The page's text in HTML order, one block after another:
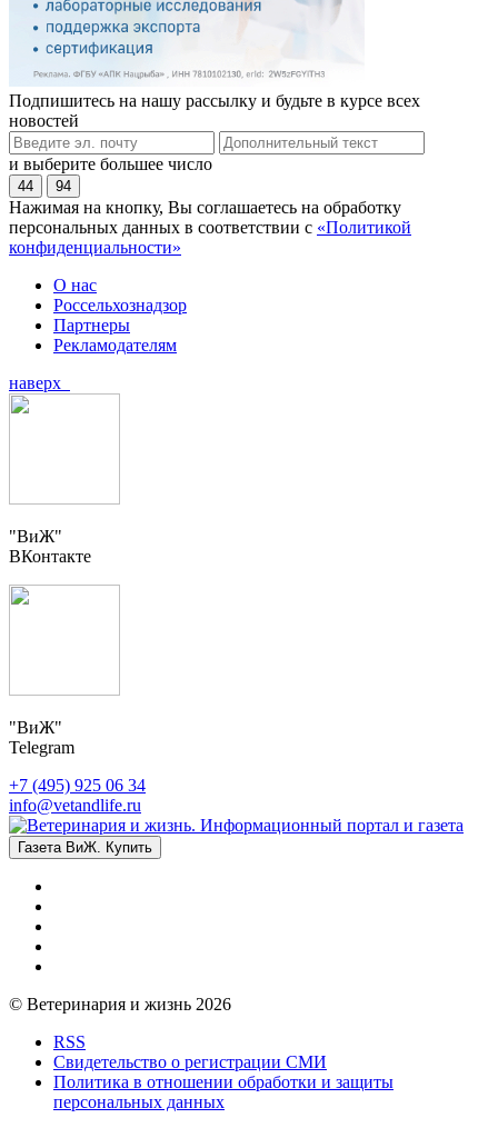
Подпишитесь на нашу рассылку и будьте в курсе всех
новостей
и выберите большее число
44 94
Нажимая на кнопку, Вы соглашаетесь на обработку
персональных данных в соответствии с «Политикой
конфиденциальности»
О нас
Россельхознадзор
Партнеры
Рекламодателям
наверх
"ВиЖ"
ВКонтакте
"ВиЖ"
Telegram
+7 (495) 925 06 34
info@vetandlife.ru
Газета ВиЖ. Купить
© Ветеринария и жизнь 2026
RSS
Свидетельство о регистрации СМИ
Политика в отношении обработки и защиты
персональных данных